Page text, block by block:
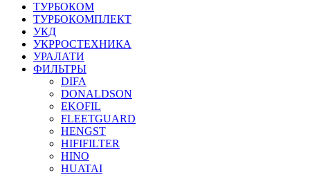
ТУРБОКОМ
ТУРБОКОМПЛЕКТ
УКД
УКРРОСТЕХНИКА
УРАЛАТИ
ФИЛЬТРЫ
DIFA
DONALDSON
EKOFIL
FLEETGUARD
HENGST
HIFIFILTER
HINO
HUATAI